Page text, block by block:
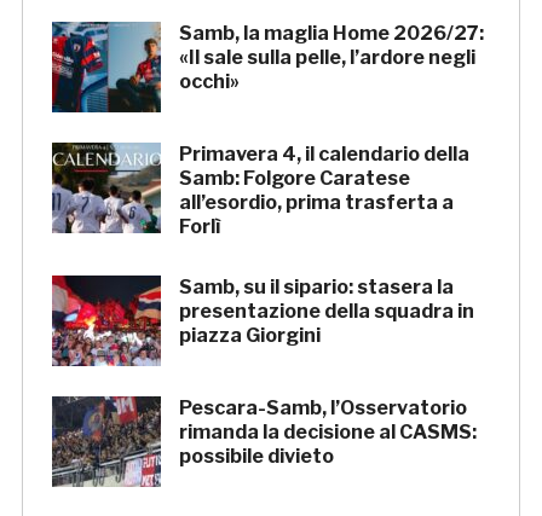
Samb, la maglia Home 2026/27:
«Il sale sulla pelle, l’ardore negli
occhi»
Primavera 4, il calendario della
Samb: Folgore Caratese
all’esordio, prima trasferta a
Forlì
Samb, su il sipario: stasera la
presentazione della squadra in
piazza Giorgini
Pescara-Samb, l’Osservatorio
rimanda la decisione al CASMS:
possibile divieto